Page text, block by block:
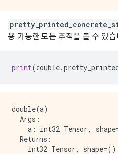
용 가능한 모든 추적을 볼 수 있습
print(double.
double(a)
  Args:
a: int32 Tensor,
  Returns:
    int32 Tensor, shape=()